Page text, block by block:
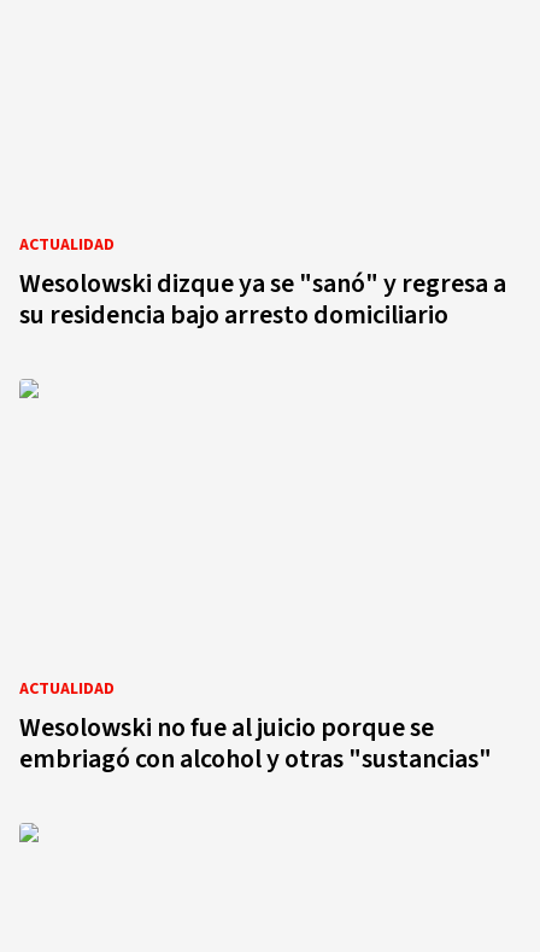
ACTUALIDAD
Wesolowski dizque ya se "sanó" y regresa a
su residencia bajo arresto domiciliario
ACTUALIDAD
Wesolowski no fue al juicio porque se
embriagó con alcohol y otras "sustancias"